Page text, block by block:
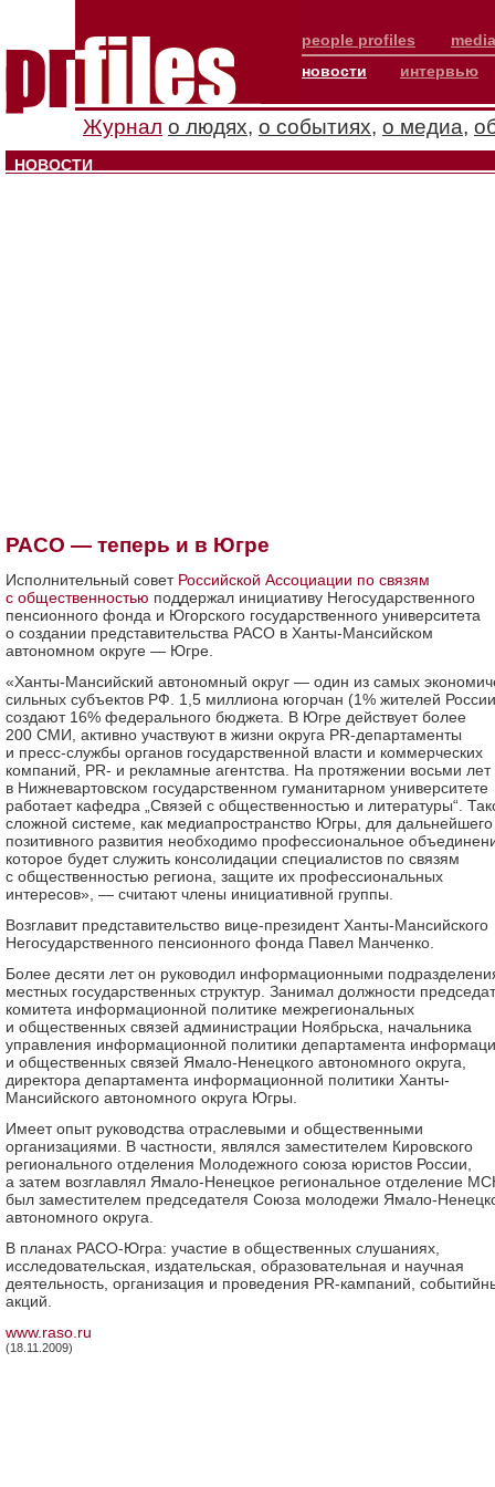
people profiles
новости
интервью
Журнал о людях, о событиях, о медиа,
НОВОСТИ
РАСО — теперь и в Югре
Исполнительный совет Российской Ассоциации по связям
с общественностью поддержал инициативу Негосударственного
пенсионного фонда и Югорского государственного университета
о создании представительства РАСО в Ханты-Мансийском
автономном округе — Югре.
«Ханты-Мансийский автономный округ — один из самых
сильных субъектов РФ. 1,5 миллиона югорчан (1% жителей
создают 16% федерального бюджета. В Югре действует более
200 СМИ, активно участвуют в жизни округа PR-департаменты
и пресс-службы органов государственной власти и коммерческих
компаний, РR- и рекламные агентства. На протяжении восьми лет
в Нижневартовском государственном гуманитарном университете
работает кафедра „Связей с общественностью и литературы“.
сложной системе, как медиапространство Югры, для дальнейшего
позитивного развития необходимо профессиональное
которое будет служить консолидации специалистов по связям
с общественностью региона, защите их профессиональных
интересов», — считают члены инициативной группы.
Возглавит представительство вице-президент Ханты-Мансийского
Негосударственного пенсионного фонда Павел Манченко.
Более десяти лет он руководил информационными
местных государственных структур. Занимал должности
комитета информационной политике межрегиональных
и общественных связей администрации Ноябрьска, начальника
управления информационной политики департамента
и общественных связей Ямало-Ненецкого автономного округа,
директора департамента информационной политики Ханты-
Мансийского автономного округа Югры.
Имеет опыт руководства отраслевыми и общественными
организациями. В частности, являлся заместителем Кировского
регионального отделения Молодежного союза юристов России,
а затем возглавлял Ямало-Ненецкое региональное отделение
был заместителем председателя Союза молодежи Ямало-
автономного округа.
В планах РАСО-Югра: участие в общественных слушаниях,
исследовательская, издательская, образовательная и научная
деятельность, организация и проведения PR-кампаний,
акций.
www.raso.ru
(18.11.2009)